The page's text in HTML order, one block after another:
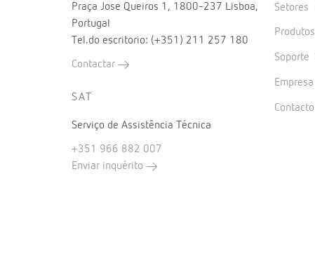
Praça Jose Queiros 1, 1800-237 Lisboa,
Portugal
Tel.do escritorio: (+351) 211 257 180
Contactar
SAT
Serviço de Assistência Técnica
+351 966 882 007
Enviar inquérito
Setores
Produtos
Soporte
Empresa
Contacto